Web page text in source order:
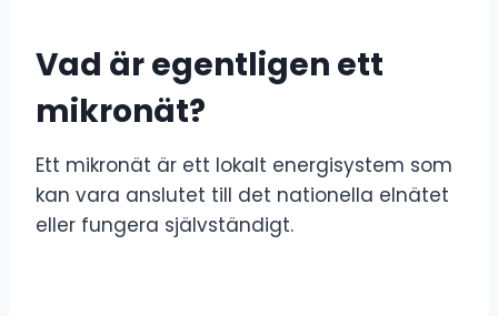
Vad är egentligen ett
mikronät?
Ett mikronät är ett lokalt energisystem som
kan vara anslutet till det nationella elnätet
eller fungera självständigt.